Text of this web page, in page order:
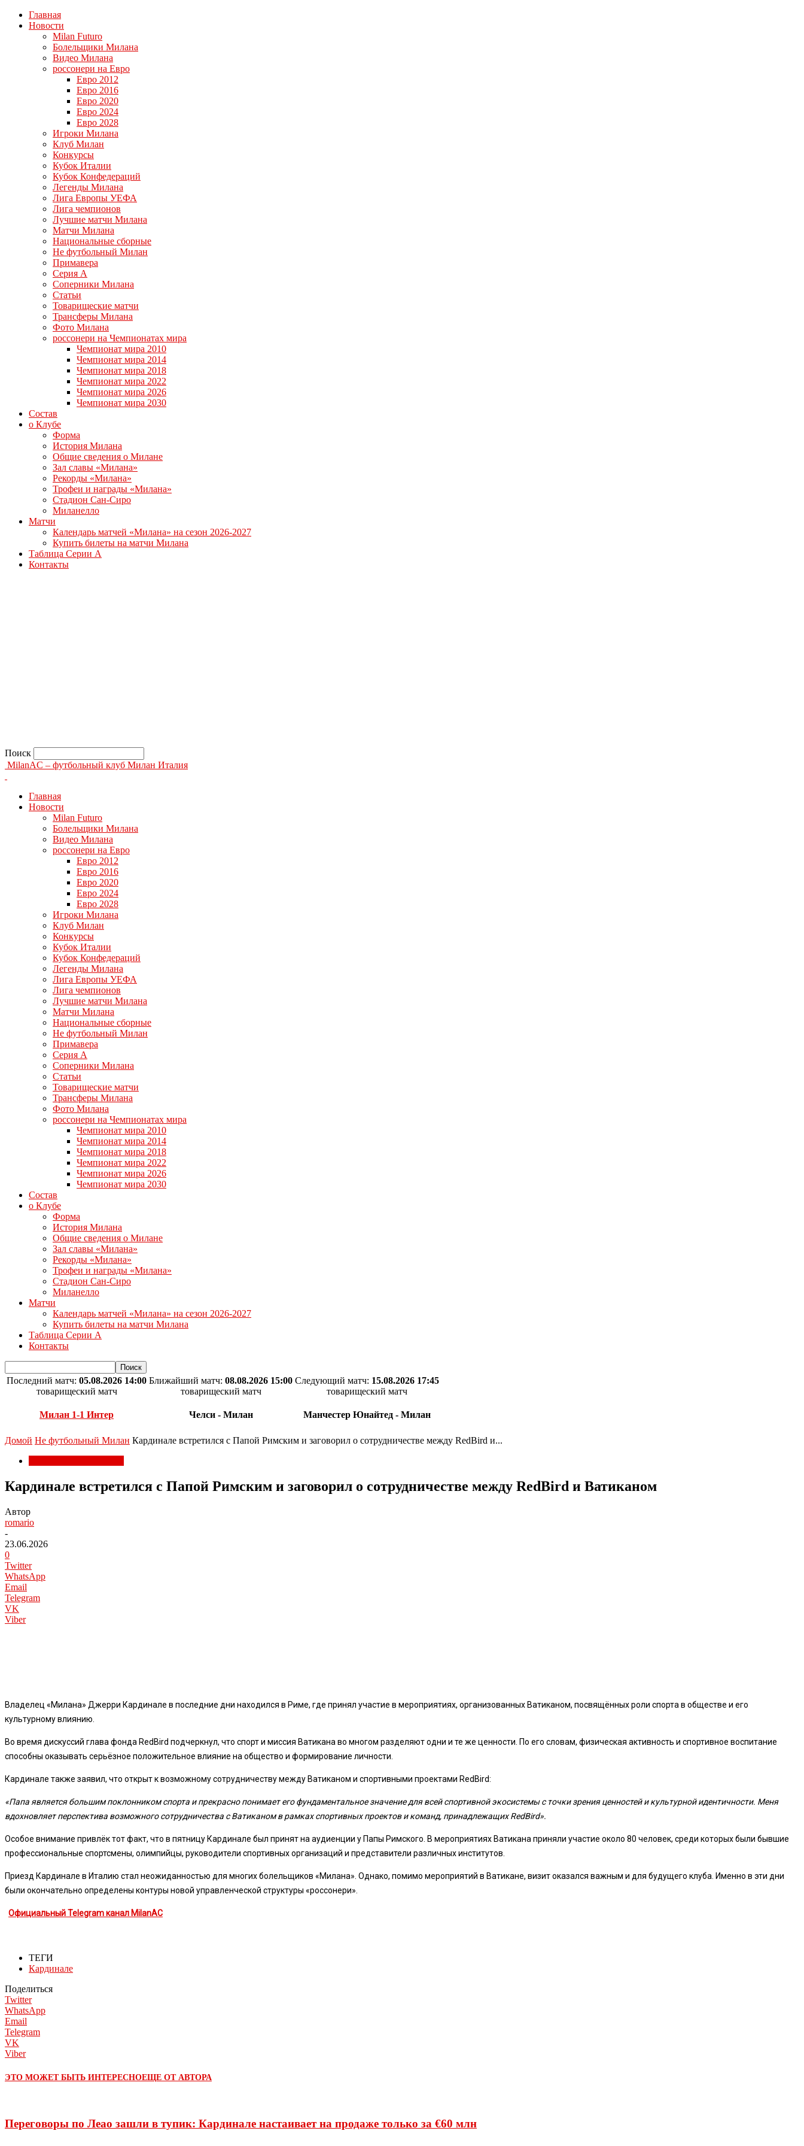
Главная
Новости
Milan Futuro
Болельщики Милана
Видео Милана
россонери на Евро
Евро 2012
Евро 2016
Евро 2020
Евро 2024
Евро 2028
Игроки Милана
Клуб Милан
Конкурсы
Кубок Италии
Кубок Конфедераций
Легенды Милана
Лига Европы УЕФА
Лига чемпионов
Лучшие матчи Милана
Матчи Милана
Национальные сборные
Не футбольный Милан
Примавера
Серия А
Соперники Милана
Статьи
Товарищеские матчи
Трансферы Милана
Фото Милана
россонери на Чемпионатах мира
Чемпионат мира 2010
Чемпионат мира 2014
Чемпионат мира 2018
Чемпионат мира 2022
Чемпионат мира 2026
Чемпионат мира 2030
Состав
о Клубе
Форма
История Милана
Общие сведения о Милане
Зал славы «Милана»
Рекорды «Милана»
Трофеи и награды «Милана»
Стадион Сан-Сиро
Миланелло
Матчи
Календарь матчей «Милана» на сезон 2026-2027
Купить билеты на матчи Милана
Таблица Серии А
Контакты
Поиск
MilanAC – футбольный клуб Милан Италия
Главная
Новости
Milan Futuro
Болельщики Милана
Видео Милана
россонери на Евро
Евро 2012
Евро 2016
Евро 2020
Евро 2024
Евро 2028
Игроки Милана
Клуб Милан
Конкурсы
Кубок Италии
Кубок Конфедераций
Легенды Милана
Лига Европы УЕФА
Лига чемпионов
Лучшие матчи Милана
Матчи Милана
Национальные сборные
Не футбольный Милан
Примавера
Серия А
Соперники Милана
Статьи
Товарищеские матчи
Трансферы Милана
Фото Милана
россонери на Чемпионатах мира
Чемпионат мира 2010
Чемпионат мира 2014
Чемпионат мира 2018
Чемпионат мира 2022
Чемпионат мира 2026
Чемпионат мира 2030
Состав
о Клубе
Форма
История Милана
Общие сведения о Милане
Зал славы «Милана»
Рекорды «Милана»
Трофеи и награды «Милана»
Стадион Сан-Сиро
Миланелло
Матчи
Календарь матчей «Милана» на сезон 2026-2027
Купить билеты на матчи Милана
Таблица Серии А
Контакты
Последний матч: 05.08.2026 14:00
товарищеский матч
Милан 1-1 Интер
Ближайший матч: 08.08.2026 15:00
товарищеский матч
Челси - Милан
Следующий матч: 15.08.2026 17:45
товарищеский матч
Манчестер Юнайтед - Милан
Домой Не футбольный Милан Кардинале встретился с Папой Римским и заговорил о сотрудничестве между RedBird и...
Кардинале встретился с Папой Римским и заговорил о сотрудничестве между RedBird и Ватиканом
Автор
romario
-
23.06.2026
0
Twitter
WhatsApp
Email
Telegram
VK
Viber
Владелец «Милана» Джерри Кардинале в последние дни находился в Риме, где принял участие в мероприятиях, организованных Ватиканом, посвящённых роли спорта в обществе и его
культурному влиянию.
Во время дискуссий глава фонда RedBird подчеркнул, что спорт и миссия Ватикана во многом разделяют одни и те же ценности. По его словам, физическая активность и спортивное воспитание
способны оказывать серьёзное положительное влияние на общество и формирование личности.
Кардинале также заявил, что открыт к возможному сотрудничеству между Ватиканом и спортивными проектами RedBird:
«Папа является большим поклонником спорта и прекрасно понимает его фундаментальное значение для всей спортивной экосистемы с точки зрения ценностей и культурной идентичности. Меня
вдохновляет перспектива возможного сотрудничества с Ватиканом в рамках спортивных проектов и команд, принадлежащих RedBird».
Особое внимание привлёк тот факт, что в пятницу Кардинале был принят на аудиенции у Папы Римского. В мероприятиях Ватикана приняли участие около 80 человек, среди которых были бывшие
профессиональные спортсмены, олимпийцы, руководители спортивных организаций и представители различных институтов.
Приезд Кардинале в Италию стал неожиданностью для многих болельщиков «Милана». Однако, помимо мероприятий в Ватикане, визит оказался важным и для будущего клуба. Именно в эти дни
были окончательно определены контуры новой управленческой структуры «россонери».
Официальный Telegram канал MilanAC
ТЕГИ
Кардинале
Поделиться
Twitter
WhatsApp
Email
Telegram
VK
Viber
ЭТО МОЖЕТ БЫТЬ ИНТЕРЕСНОЕЩЕ ОТ АВТОРА
Переговоры по Леао зашли в тупик: Кардинале настаивает на продаже только за €60 млн